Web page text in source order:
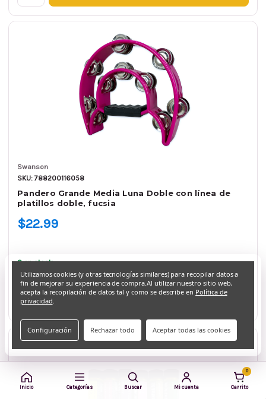
Inicio Categorías Buscar Mi cuenta
0
Carrito
Swanson
SKU: 788200116058
Pandero Grande Media Luna Doble con línea de
platillos doble, fucsia
$22.99
8 en stock
Qty.
Utilizamos cookies (y otras tecnologías similares) para recopilar datos a
fin de mejorar su experiencia de compra.Al utilizar nuestro sitio web,
acepta la recopilación de datos tal y como se describe en Política de
privacidad.
Configuración Rechazar todo Aceptar todas las cookies